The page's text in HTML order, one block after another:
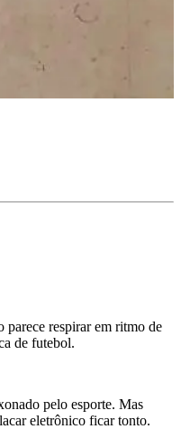
respirar em ritmo de
de futebol.
pelo esporte. Mas
eletrônico ficar tonto.